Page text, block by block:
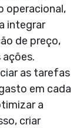
operacional,
integrar
de preço,
as tarefas
em cada
a
criar